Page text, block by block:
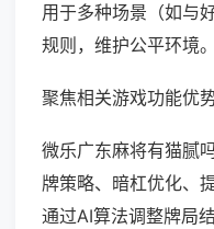
用于多种场景（如与
规则，维护公平环境。
聚焦相关游戏功能优
微乐广东麻将有猫腻
牌策略、暗杠优化、
通过AI算法调整牌局